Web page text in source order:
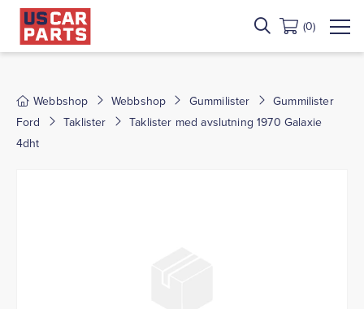
(0)
Webbshop Webbshop Gummilister
Gummilister
Ford
Taklister
Taklister med avslutning 1970 Galaxie
4dht